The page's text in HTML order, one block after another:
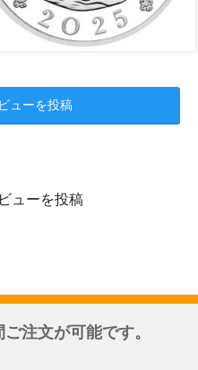
ューを投稿
ューを投稿
注文が可能です。